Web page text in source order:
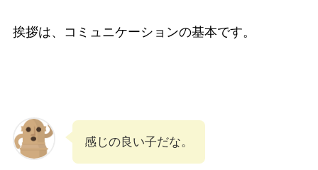
挨拶は、コミュニケーションの基本です。
感じの良い子だな。